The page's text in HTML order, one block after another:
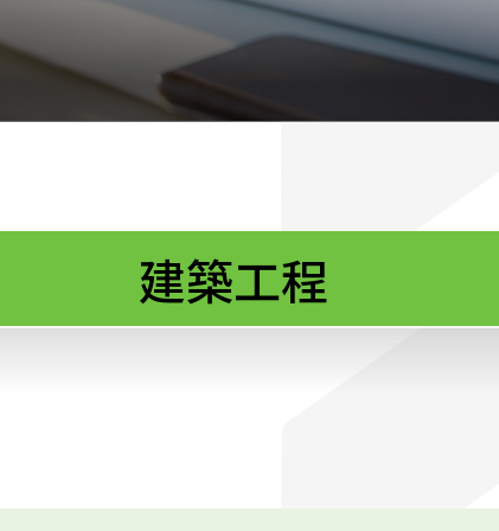
建築工程